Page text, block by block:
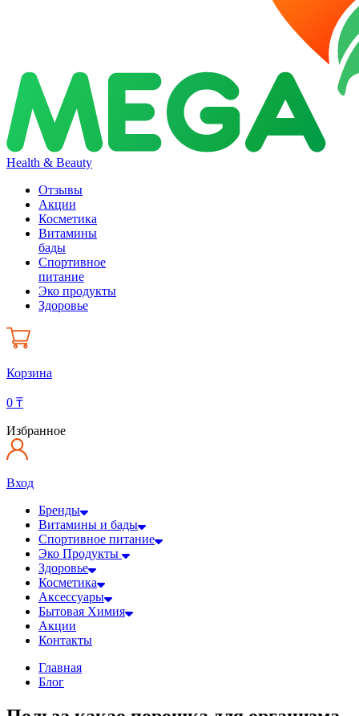
Health & Beauty
Отзывы
Акции
Косметика
Витамины
бады
Спортивное
питание
Эко продукты
Здоровье
Корзина
0 ₸
Избранное
Вход
Бренды
Витамины и бады
Спортивное питание
Эко Продукты
Здоровье
Косметика
Аксессуары
Бытовая Химия
Акции
Контакты
Главная
Блог